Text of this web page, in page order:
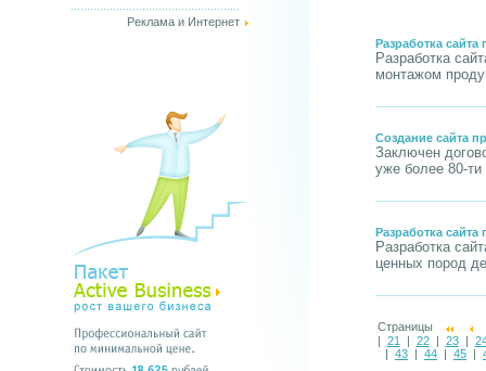
Реклама и Интернет
Разработка
Разработка
монтажом
Создание сайта
Заключен
уже более 80-ти
Разработка
Разработка
ценных пород
Страницы
| 21 | 22| 23|
| 43 | 44 | 45 |